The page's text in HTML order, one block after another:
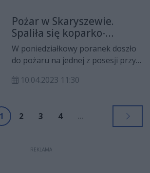
Austrii czy Węgier.
Pożar w Skaryszewie.
Spaliła się koparko-
ładowarka
W poniedziałkowy poranek doszło
do pożaru na jednej z posesji przy
Spłonęła koparko-ładowarka, a
10.04.2023 11:30
1 2 3 4 ...
REKLAMA